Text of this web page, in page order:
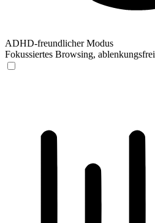
ADHD-freundlicher Modus
Fokussiertes Browsing, ablenkungsfrei